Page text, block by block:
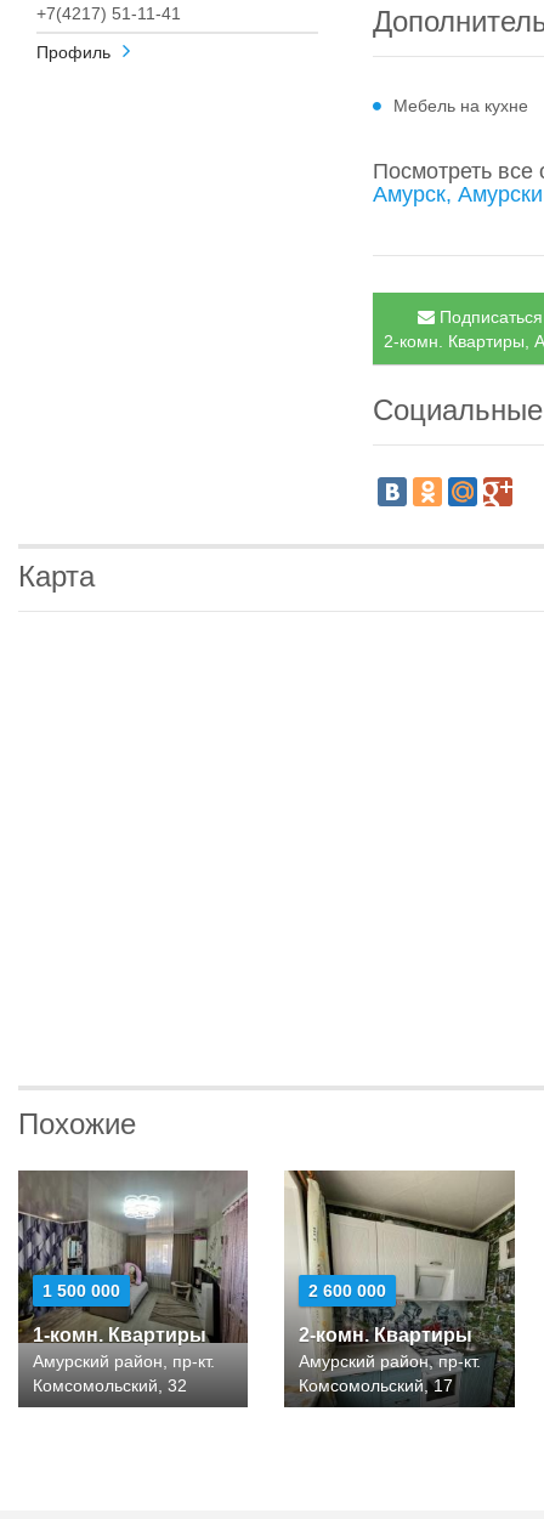
+7(4217) 51-11-41
Профиль
Мебель на кухне
Посмотреть
Амурск,
2-комн. Квартиры,
Карта
Похожие
1 500 000
1-комн. Квартиры
Амурский район, пр-кт.
Комсомольский, 32
2 600 000
2-комн. Квартиры
Амурский район, пр-кт.
Комсомольский, 17